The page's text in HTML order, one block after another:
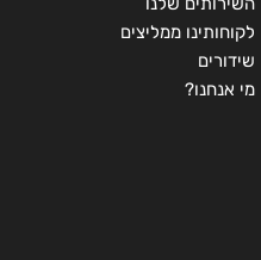
לקוחותינו ממליצים
שידורים
מי אנחנו?